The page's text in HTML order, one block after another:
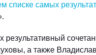
списке самых
результативный
а также